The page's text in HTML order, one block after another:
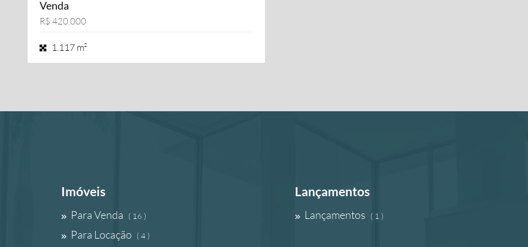
Venda
R$ 420.000
1.117 m²
Imóveis
Para Venda ( 16 )
Para Locação ( 4 )
Lançamentos
Lançamentos ( 1 )